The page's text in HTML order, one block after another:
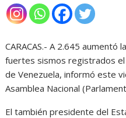
CARACAS.- A 2.645 aumentó
fuertes sismos registrados
de Venezuela, informó este
Asamblea Nacional
El también presidente del